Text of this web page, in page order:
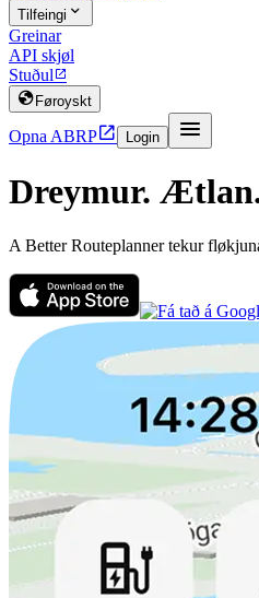
Tilfeingi 
Greinar
API skjøl
Stuðul 
 Føroyskt
Opna ABRP Login 
Dreymur.
A Better Routeplanner tekur